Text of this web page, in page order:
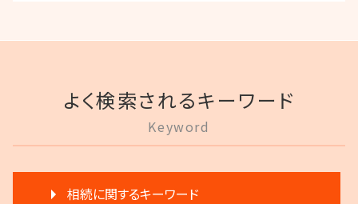
よく検索されるキーワード
Keyword
相続に関するキーワード